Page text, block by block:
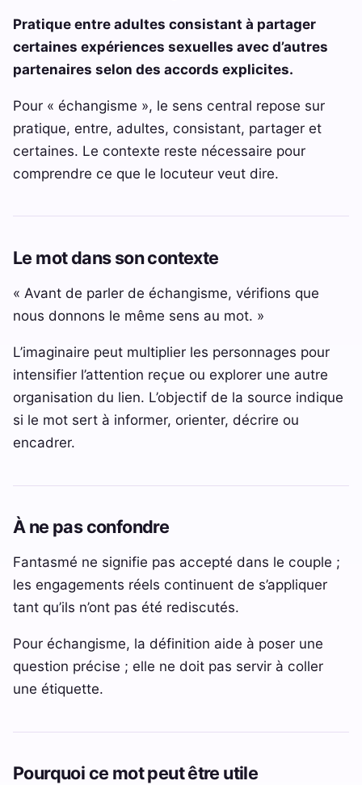
Pratique entre adultes consistant à partager
certaines expériences sexuelles avec d’autres
partenaires selon des accords explicites.
Pour « échangisme », le sens central repose sur
pratique, entre, adultes, consistant, partager et
certaines. Le contexte reste nécessaire pour
comprendre ce que le locuteur veut dire.
Le mot dans son contexte
« Avant de parler de échangisme, vérifions que
nous donnons le même sens au mot. »
L’imaginaire peut multiplier les personnages pour
intensifier l’attention reçue ou explorer une autre
organisation du lien. L’objectif de la source indique
si le mot sert à informer, orienter, décrire ou
encadrer.
À ne pas confondre
Fantasmé ne signifie pas accepté dans le couple ;
les engagements réels continuent de s’appliquer
tant qu’ils n’ont pas été rediscutés.
Pour échangisme, la définition aide à poser une
question précise ; elle ne doit pas servir à coller
une étiquette.
Pourquoi ce mot peut être utile